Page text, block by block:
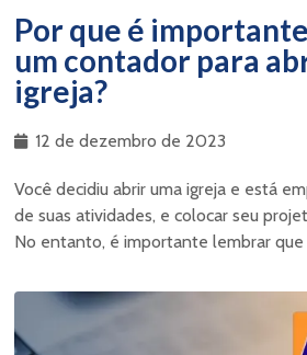
Por que é
um contador para
igreja?
12 de dezembro de 2023
Você decidiu abrir uma igreja e está
de suas atividades, e colocar seu
No entanto, é importante lembrar que